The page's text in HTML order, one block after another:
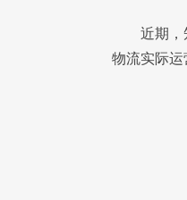
近期，
物流实际运